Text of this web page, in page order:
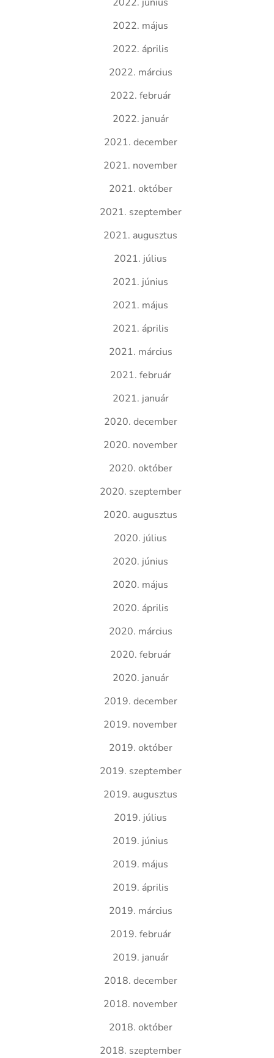
2022. május
2022. április
2022. március
2022. február
2022. január
2021. december
2021. november
2021. október
2021. szeptember
2021. augusztus
2021. július
2021. június
2021. május
2021. április
2021. március
2021. február
2021. január
2020. december
2020. november
2020. október
2020. szeptember
2020. augusztus
2020. július
2020. június
2020. május
2020. április
2020. március
2020. február
2020. január
2019. december
2019. november
2019. október
2019. szeptember
2019. augusztus
2019. július
2019. június
2019. május
2019. április
2019. március
2019. február
2019. január
2018. december
2018. november
2018. október
2018. szeptember